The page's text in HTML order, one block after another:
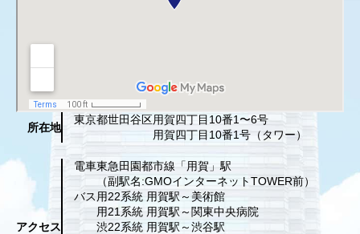
所在地
東京都世田谷区用賀四丁目10番1〜6号
用賀四丁目10番1号（タワー）
アクセス
電車東急田園都市線「用賀」駅
（副駅名:GMOインターネットTOWER前）
バス 用22系統 用賀駅～美術館
用21系統 用賀駅～関東中央病院
渋22系統 用賀駅～渋谷駅